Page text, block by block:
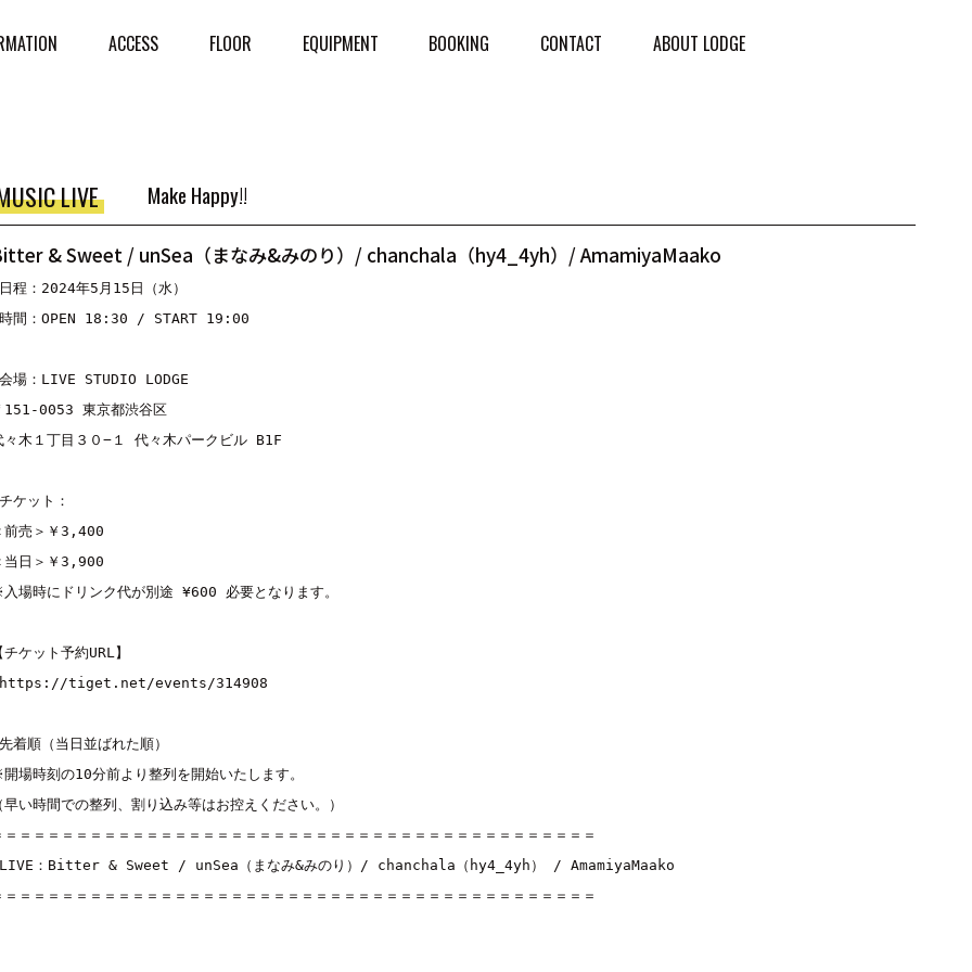
ACCESS FLOOR EQUIPMENT BOOKING CONTACT ABOUT LODGE
LIVE Make Happy!!
& Sweet / unSea（まなみ&みのり）/ chanchala（hy4_4yh）/ AmamiyaMaako
程：2024年5月15日（水）
間：OPEN 18:30 / START 19:00
場：LIVE STUDIO LODGE
151-0053 東京都渋谷区
々木１丁目３０−１ 代々木パークビル B1F
ケット：
前売＞￥3,400
当日＞￥3,900
場時にドリンク代が別途 ¥600 必要となります。
チケット予約URL】
https://tiget.net/events/314908
着順（当日並ばれた順）
場時刻の10分前より整列を開始いたします。
早い時間での整列、割り込み等はお控えください。）
＝＝＝＝＝＝＝＝＝＝＝＝＝＝＝＝＝＝＝＝＝＝＝＝＝＝＝＝＝＝＝＝＝＝＝＝＝＝＝＝＝＝
： Bitter & Sweet / unSea（まなみ&みのり） / chanchala（hy4_4yh） / AmamiyaMaako
＝＝＝＝＝＝＝＝＝＝＝＝＝＝＝＝＝＝＝＝＝＝＝＝＝＝＝＝＝＝＝＝＝＝＝＝＝＝＝＝＝＝